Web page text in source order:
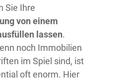
Sie Ihre
von einem
lassen.
noch Immobilien
im Spiel sind, ist
oft enorm. Hier